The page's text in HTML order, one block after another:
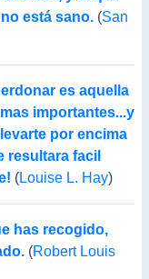
está sano. (San
es aquella
importantes...y
por encima
resultara facil
(Louise L. Hay)
has recogido,
(Robert Louis